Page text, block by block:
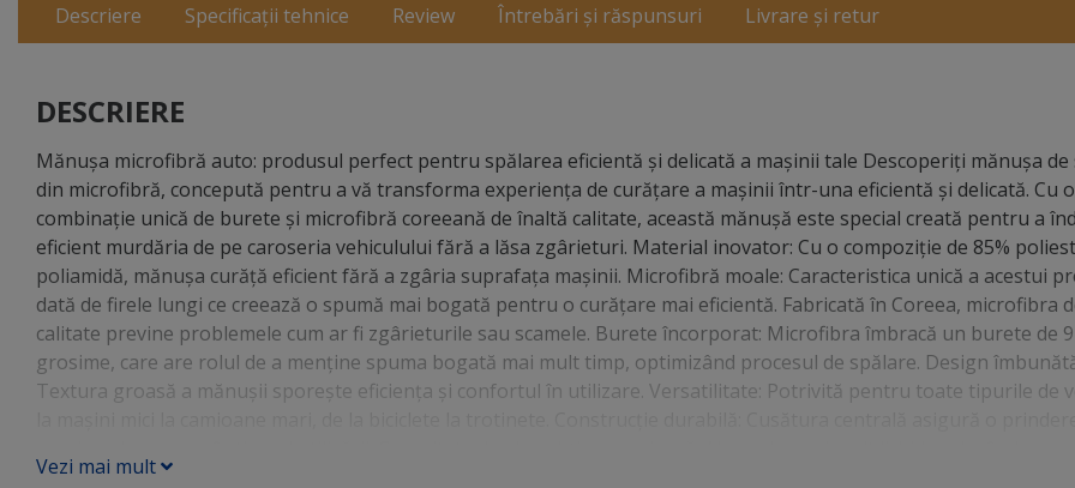
Descriere Specificații tehnice Review Întrebări și răspunsuri Livrare și retur
DESCRIERE
Mănușa microfibră auto: produsul perfect pentru spălarea eficientă și delicată a mașinii tale Descoperiți mănușa
din microfibră, concepută pentru a vă transforma experiența de curățare a mașinii într-una eficientă și delicată. Cu o
combinație unică de burete și microfibră coreeană de înaltă calitate, această mănușă este special creată pentru a
eficient murdăria de pe caroseria vehiculului fără a lăsa zgârieturi. Material inovator: Cu o compoziţie de 85%
poliamidă, mănușa curăță eficient fără a zgâria suprafața mașinii. Microfibră moale: Caracteristica unică a acestui
dată de firele lungi ce creează o spumă mai bogată pentru o curățare mai eficientă. Fabricată în Coreea, microfibra
calitate previne problemele cum ar fi zgârieturile sau scamele. Burete încorporat: Microfibra îmbracă un burete de
grosime, care are rolul de a menține spuma bogată mai mult timp, optimizând procesul de spălare. Design
Textura groasă a mănușii sporește eficiența și confortul în utilizare. Versatilitate: Potrivită pentru toate tipurile de
repetării aplicării soluţiilor de curăţare. Manşetă elastică: Asigură o utilizare confortabilă pe termen lung.
Vezi mai mult